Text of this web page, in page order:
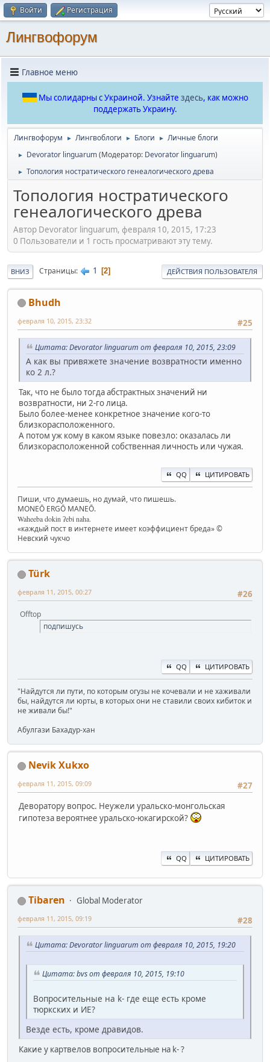
Войти Регистрация
Лингвофорум
Главное меню
Мы солидарны с Украиной. Узнайте здесь, как можно
поддержать Украину.
Лингвофорум ► Лингвоблоги ► Блоги ► Личные блоги
► Devorator linguarum(Модератор: Devorator linguarum)
► Топология ностратического генеалогического древа
Топология ностратического
генеалогического древа
Автор Devorator linguarum, февраля 10, 2015, 17:23
0 Пользователи и 1 гость просматривают эту тему.
ВНИЗ Страницы 1 2 ДЕЙСТВИЯ ПОЛЬЗОВАТЕЛЯ
Bhudh
#25
февраля 10, 2015, 23:32
Цитата: Devorator linguarum от февраля 10, 2015, 23:09
А как вы привяжете значение возвратности именно
ко 2 л.?
Так, что не было тогда абстрактных значений ни
возвратности, ни 2-го лица.
Было более-менее конкретное значение кого-то
близкорасположенного.
А потом уж кому в каком языке повезло: оказалась ли
близкорасположенной собственная личность или чужая.
QQ ЦИТИРОВАТЬ
Пиши, что думаешь, но думай, что пишешь.
MONEŌ ERGŌ MANEŌ.
Waheeba dokin ʔebi naha.
«каждый пост в интернете имеет коэффициент бреда» ©
Невский чукчо
Türk
#26
февраля 11, 2015, 00:27
Offtop
подпишусь
QQ ЦИТИРОВАТЬ
"Найдутся ли пути, по которым огузы не кочевали и не хаживали
бы, найдутся ли юрты, в которых они не ставили своих кибиток и
не живали бы!"
Абулгази Бахадур-хан
Nevik Xukxo
#27
февраля 11, 2015, 09:09
Деворатору вопрос. Неужели уральско-монгольская
гипотеза вероятнее уральско-юкагирской?
QQ ЦИТИРОВАТЬ
Tibaren
Global Moderator
#28
февраля 11, 2015, 09:19
Цитата: Devorator linguarum от февраля 10, 2015, 19:20
Цитата: bvs от февраля 10, 2015, 19:10
Вопросительные на k- где еще есть кроме
тюркских и ИЕ?
Везде есть, кроме дравидов.
Какие у картвелов вопросительные на k- ?